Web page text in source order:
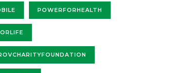
POWERFORHEALTH